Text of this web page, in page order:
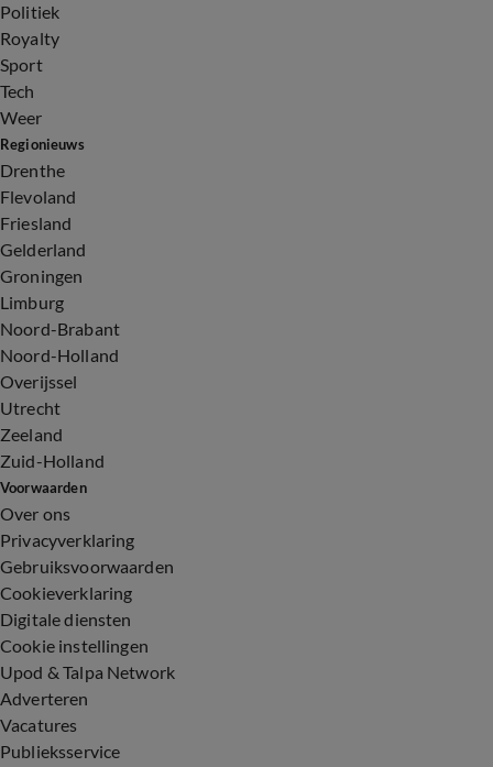
Politiek
Royalty
Sport
Tech
Weer
Regionieuws
Drenthe
Flevoland
Friesland
Gelderland
Groningen
Limburg
Noord-Brabant
Noord-Holland
Overijssel
Utrecht
Zeeland
Zuid-Holland
Voorwaarden
Over ons
Privacyverklaring
Gebruiksvoorwaarden
Cookieverklaring
Digitale diensten
Cookie instellingen
Upod & Talpa Network
Adverteren
Vacatures
Publieksservice